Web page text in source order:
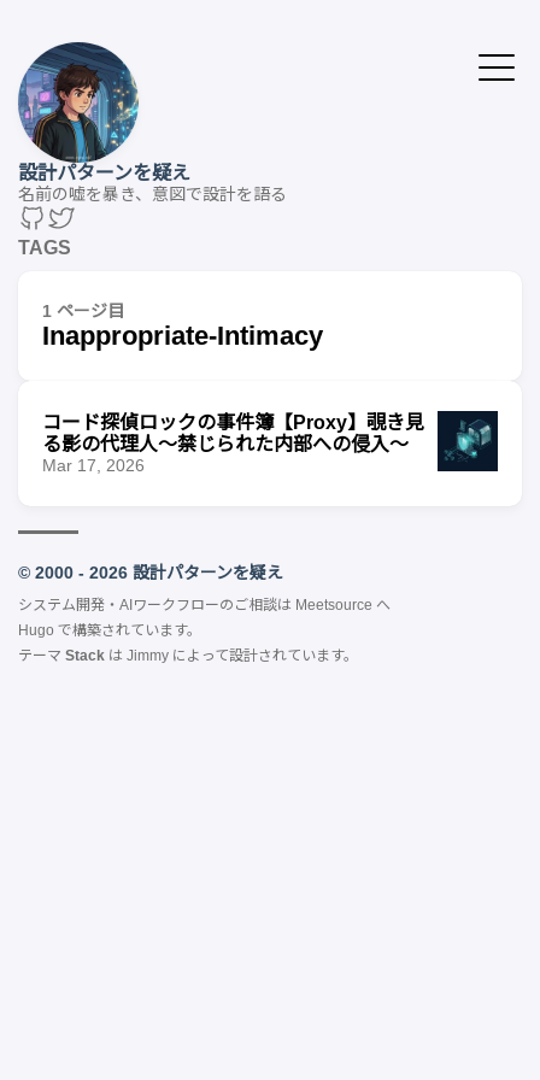
設計パターンを疑え
名前の嘘を暴き、意図で設計を語る
TAGS
1 ページ目
Inappropriate-Intimacy
コード探偵ロックの事件簿【Proxy】覗き見
る影の代理人〜禁じられた内部への侵入〜
Mar 17, 2026
© 2000 - 2026 設計パターンを疑え
システム開発・AIワークフローのご相談は Meetsource へ
Hugo で構築されています。
テーマ Stack は Jimmy によって設計されています。